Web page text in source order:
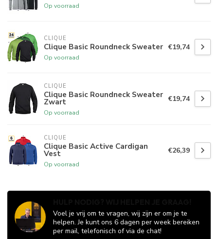
Op voorraad
CLIQUE
Clique Basic Roundneck Sweater
Op voorraad
€19,74
CLIQUE
Clique Basic Roundneck Sweater
Zwart
Op voorraad
€19,74
CLIQUE
Clique Basic Active Cardigan
Vest
Op voorraad
€26,39
Voel je vrij om te vragen, wij zijn er om je te
helpen. Je kunt ons 6 dagen per week bereiken
per mail, telefonisch of via de chat!